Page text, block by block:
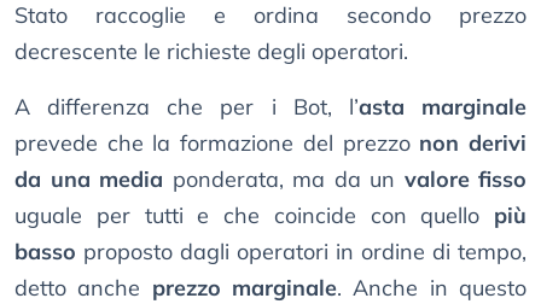
Stato raccoglie e ordina secondo prezzo
decrescente le richieste degli operatori.
A differenza che per i Bot, l’asta marginale
prevede che la formazione del prezzo non derivi
da una media ponderata, ma da un valore fisso
uguale per tutti e che coincide con quello più
basso proposto dagli operatori in ordine di tempo,
detto anche prezzo marginale. Anche in questo